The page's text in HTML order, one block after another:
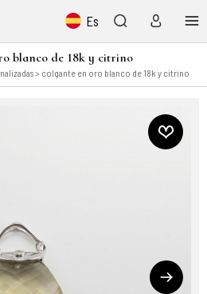
Es
blanco de 18k y citrino
> colgante en oro blanco de 18k y citrino